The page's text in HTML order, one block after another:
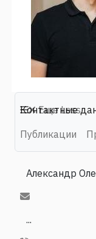
Контактные
Публикации
Еще Less
Александр
...